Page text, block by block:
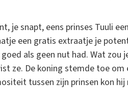
je snapt, eens prinses Tuuli
een gratis extraatje je
als geen nut had. Wat zou
ze. De koning stemde toe
tussen zijn prinsen kon hij